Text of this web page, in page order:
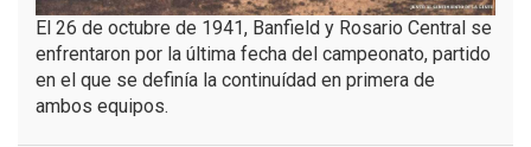
El 26 de octubre de 1941, Banfield y Rosario Central se
enfrentaron por la última fecha del campeonato, partido
en el que se definía la continuídad en primera de
ambos equipos.